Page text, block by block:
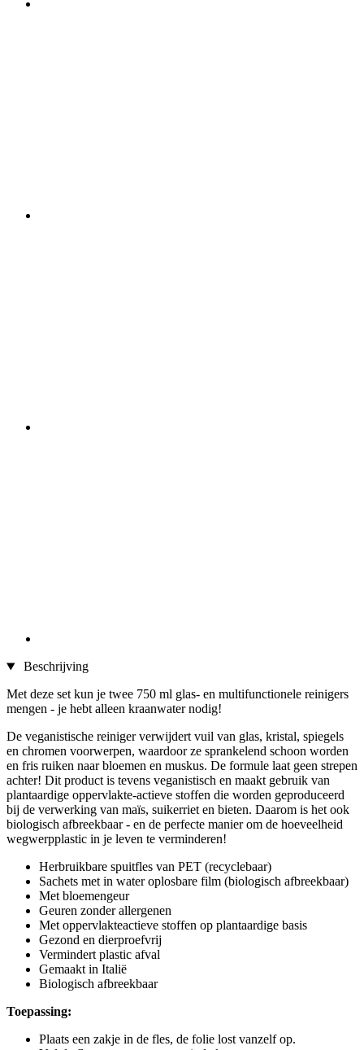
Beschrijving
Met deze set kun je twee 750 ml glas- en multifunctionele reinigers
mengen - je hebt alleen kraanwater nodig!
De veganistische reiniger verwijdert vuil van glas, kristal, spiegels
en chromen voorwerpen, waardoor ze sprankelend schoon worden
en fris ruiken naar bloemen en muskus. De formule laat geen strepen
achter! Dit product is tevens veganistisch en maakt gebruik van
plantaardige oppervlakte-actieve stoffen die worden geproduceerd
bij de verwerking van maïs, suikerriet en bieten. Daarom is het ook
biologisch afbreekbaar - en de perfecte manier om de hoeveelheid
wegwerpplastic in je leven te verminderen!
Herbruikbare spuitfles van PET (recyclebaar)
Sachets met in water oplosbare film (biologisch afbreekbaar)
Met bloemengeur
Geuren zonder allergenen
Met oppervlakteactieve stoffen op plantaardige basis
Gezond en dierproefvrij
Vermindert plastic afval
Gemaakt in Italië
Biologisch afbreekbaar
Toepassing:
Plaats een zakje in de fles, de folie lost vanzelf op.